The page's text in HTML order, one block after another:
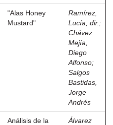
"Alas Honey
Mustard"
Ramírez,
Lucía, dir. ;
Chávez
Mejía,
Diego
Alfonso;
Salgos
Bastidas,
Jorge
Andrés
Análisis de la
Álvarez